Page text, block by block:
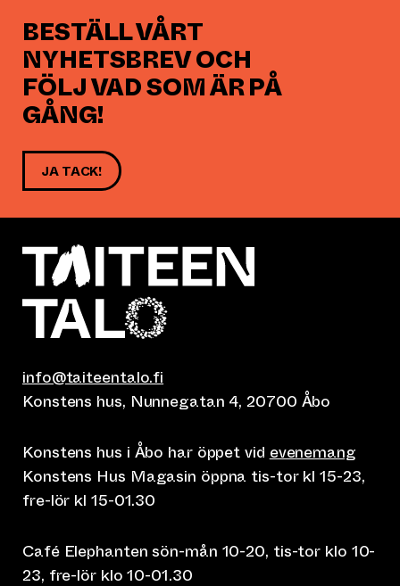
BESTÄLL VÅRT
NYHETSBREV OCH
FÖLJ VAD SOM ÄR PÅ
GÅNG!
JA TACK!
info@taiteentalo.fi
Konstens hus, Nunnegatan 4, 20700 Åbo
Konstens hus i Åbo har öppet videvenemang
Konstens Hus Magasin öppna tis-tor kl 15-23,
fre-lör kl 15-01.30
Café Elephanten sön-mån 10-20, tis-tor klo 10-
23, fre-lör klo 10-01.30